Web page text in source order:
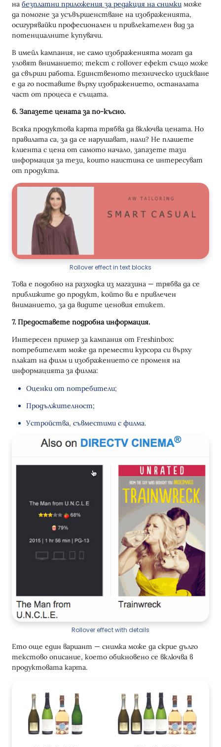
на безплатни приложения за редакция на снимки може
да помогне за усъвършенстване на изображенията,
осигурявайки професионален и привлекателен вид за
потенциалните купувачи.
В имейл кампания, не само изображенията могат да
уловят вниманието; текст с rollover ефект също може
да свърши работа. Единственото техническо изискване
е да го поставите върху изображението, останалата
част от процеса е същата.
6. Запазете цената за по-късно.
Всяка продуктова карта трябва да включва цената. Но
правилата са, за да се нарушават, нали? Не плашете
клиента с цена от самото начало, запазете тази
информация за тези, които наистина се интересуват
от продукта.
Rollover effect in text blocks
Това е подобно на разходка из магазина — трябва да се
приближите до продукт, който ви е привлечен
вниманието, за да видите ценовия етикет.
7. Предоставете подробна информация.
Интересен пример за кампания от Freshinbox:
потребителят може да премести курсора си върху
плакат на филм и изображението се променя на
информацията за филма:
Оценки от потребители;
Продължителност;
Устройства, съвместими с филма.
Rollover effect with details
Ето още един вариант — снимка може да скрие дълго
текстово описание, което обикновено се включва в
продуктовата карта.